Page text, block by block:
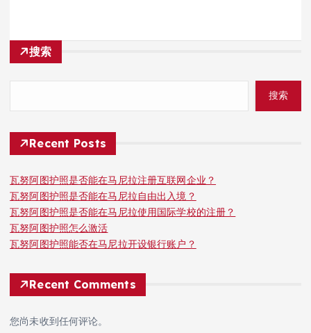
搜索
搜索
Recent Posts
瓦努阿图护照是否能在马尼拉注册互联网企业？
瓦努阿图护照是否能在马尼拉自由出入境？
瓦努阿图护照是否能在马尼拉使用国际学校的注册？
瓦努阿图护照怎么激活
瓦努阿图护照能否在马尼拉开设银行账户？
Recent Comments
您尚未收到任何评论。